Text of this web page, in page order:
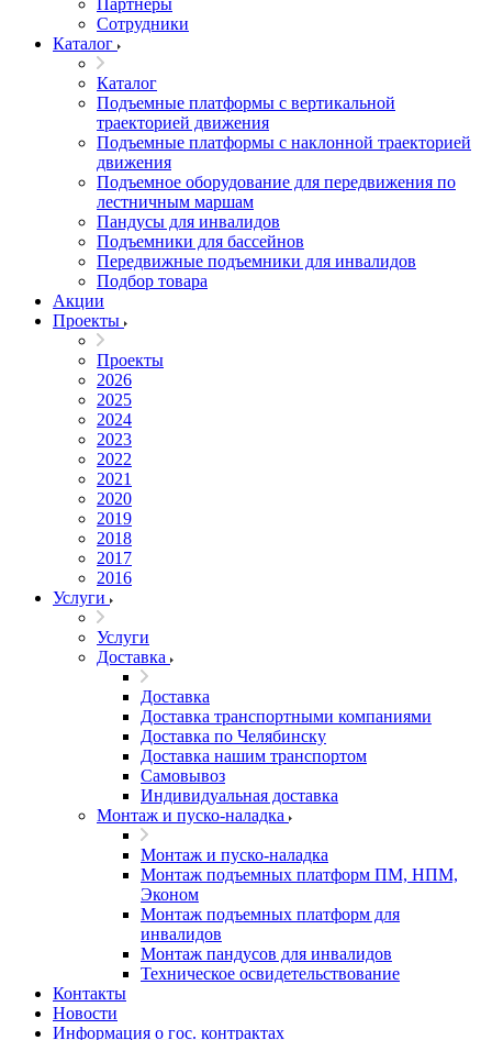
Партнеры
Сотрудники
Каталог
Каталог
Подъемные платформы с вертикальной
траекторией движения
Подъемные платформы с наклонной траекторией
движения
Подъемное оборудование для передвижения по
лестничным маршам
Пандусы для инвалидов
Подъемники для бассейнов
Передвижные подъемники для инвалидов
Подбор товара
Акции
Проекты
Проекты
2026
2025
2024
2023
2022
2021
2020
2019
2018
2017
2016
Услуги
Услуги
Доставка
Доставка
Доставка транспортными компаниями
Доставка по Челябинску
Доставка нашим транспортом
Самовывоз
Индивидуальная доставка
Монтаж и пуско-наладка
Монтаж и пуско-наладка
Монтаж подъемных платформ ПМ, НПМ,
Эконом
Монтаж подъемных платформ для
инвалидов
Монтаж пандусов для инвалидов
Техническое освидетельствование
Контакты
Новости
Информация о гос. контрактах